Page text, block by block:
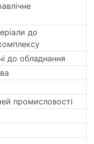
до
до обладнання
промисловості